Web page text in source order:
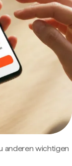
anderen wichtigen